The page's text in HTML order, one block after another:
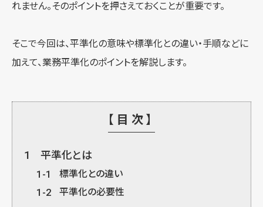
れません。そのポイントを押さえておくことが重要です。
そこで今回は、平準化の意味や標準化との違い・手順などに
加えて、業務平準化のポイントを解説します。
【目次】
1 平準化とは
1-1 標準化との違い
1-2 平準化の必要性